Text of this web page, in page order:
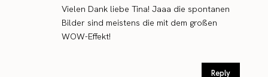
Vielen Dank liebe Tina! Jaaa die spontanen
Bilder sind meistens die mit dem großen
WOW-Effekt!
Reply